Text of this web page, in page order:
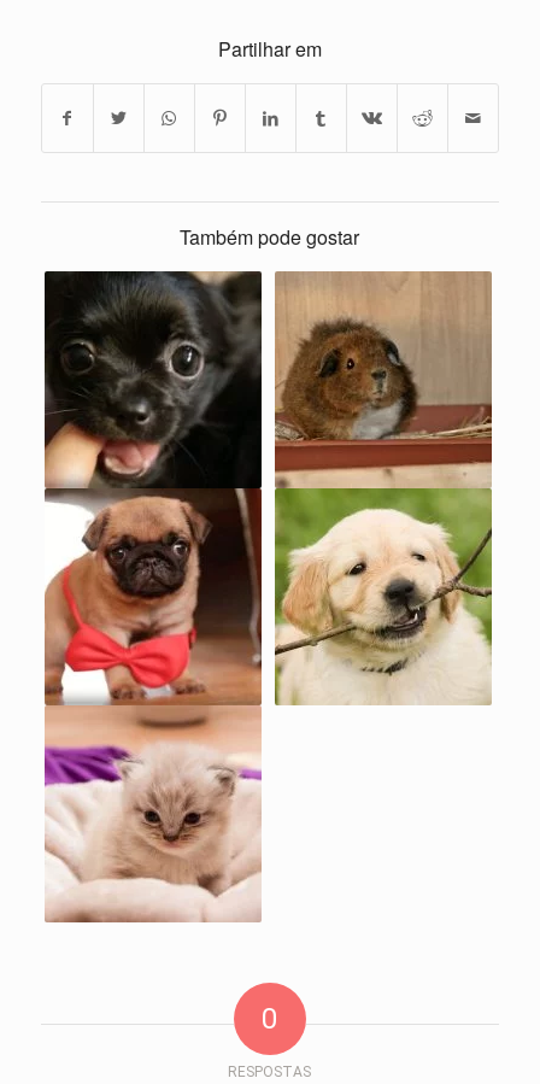
Partilhar em
Também pode gostar
0
RESPOSTAS